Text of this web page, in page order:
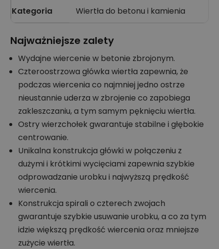
Kategoria Wiertła do betonu i kamienia
Najważniejsze zalety
Wydajne wiercenie w betonie zbrojonym.
Czteroostrzowa główka wiertła zapewnia, że
podczas wiercenia co najmniej jedno ostrze
nieustannie uderza w zbrojenie co zapobiega
zakleszczaniu, a tym samym pęknięciu wiertła.
Ostry wierzchołek gwarantuje stabilne i głębokie
centrowanie.
Unikalna konstrukcja główki w połączeniu z
dużymi i krótkimi wycięciami zapewnia szybkie
odprowadzanie urobku i najwyższą prędkość
wiercenia.
Konstrukcja spirali o czterech zwojach
gwarantuje szybkie usuwanie urobku, a co za tym
idzie większą prędkość wiercenia oraz mniejsze
zużycie wiertła.